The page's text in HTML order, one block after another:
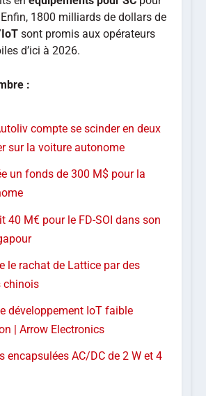
1800 milliards de dollars de
sont promis aux opérateurs
d’ici à 2026.
:
compte se scinder en deux
sur la voiture autonome
un fonds de 300 M$ pour la
40 M€ pour le FD-SOI dans son
le rachat de Lattice par des
chinois
développement IoT faible
| Arrow Electronics
encapsulées AC/DC de 2 W et 4